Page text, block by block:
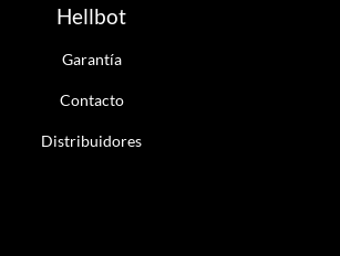
Hellbot
Garantía
Contacto
Distribuidores